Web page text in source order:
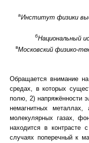
аИнститут физики
бНациональный
вМосковский физико-
Обращается внимание
средах, в которых
полю, 2) напряжённости
немагнитных
молекулярных газах,
находится в контрасте
случаях поперечный к